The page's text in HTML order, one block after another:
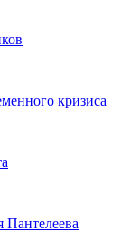
кризиса
Пантелеева